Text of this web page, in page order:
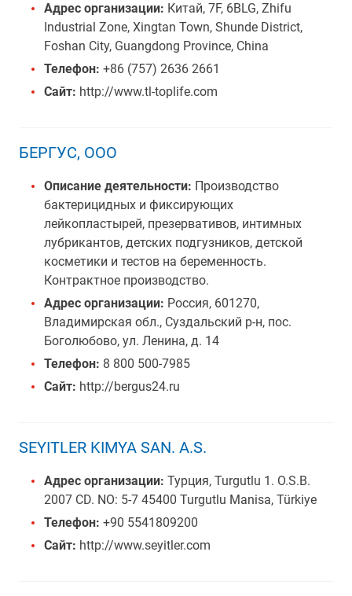
Адрес организации: Китай, 7F, 6BLG, Zhifu
Industrial Zone, Xingtan Town, Shunde District,
Foshan City, Guangdong Province, China
Телефон: +86 (757) 2636 2661
Сайт: http://www.tl-toplife.com
БЕРГУС, ООО
Описание деятельности: Производство
бактерицидных и фиксирующих
лейкопластырей, презервативов, интимных
лубрикантов, детских подгузников, детской
косметики и тестов на беременность.
Контрактное производство.
Адрес организации: Россия, 601270,
Владимирская обл., Суздальский р-н, пос.
Боголюбово, ул. Ленина, д. 14
Телефон: 8 800 500-7985
Сайт: http://bergus24.ru
SEYITLER KIMYA SAN. A.S.
Адрес организации: Турция, Turgutlu 1. O.S.B.
2007 CD. NO: 5-7 45400 Turgutlu Manisa, Türkiye
Телефон: +90 5541809200
Сайт: http://www.seyitler.com